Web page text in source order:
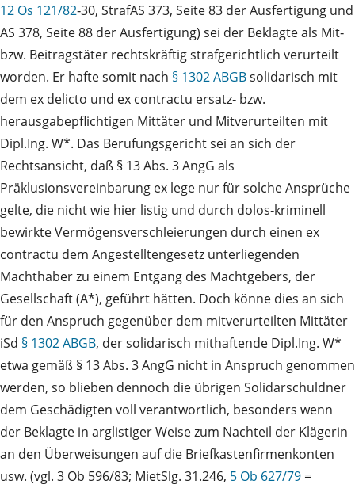
12 Os 121/82‑30, StrafAS 373, Seite 83 der Ausfertigung und
AS 378, Seite 88 der Ausfertigung) sei der Beklagte als Mit‑
bzw. Beitragstäter rechtskräftig strafgerichtlich verurteilt
worden. Er hafte somit nach § 1302 ABGBsolidarisch mit
dem ex delicto und ex contractu ersatz‑ bzw.
herausgabepflichtigen Mittäter und Mitverurteilten mit
Dipl.Ing. W*. Das Berufungsgericht sei an sich der
Rechtsansicht, daß § 13 Abs. 3 AngG als
Präklusionsvereinbarung ex lege nur für solche Ansprüche
gelte, die nicht wie hier listig und durch dolos‑kriminell
bewirkte Vermögensverschleierungen durch einen ex
contractu dem Angestelltengesetz unterliegenden
Machthaber zu einem Entgang des Machtgebers, der
Gesellschaft (A*), geführt hätten. Doch könne dies an sich
für den Anspruch gegenüber dem mitverurteilten Mittäter
iSd § 1302 ABGB, der solidarisch mithaftende Dipl.Ing. W*
etwa gemäß § 13 Abs. 3 AngG nicht in Anspruch genommen
werden, so blieben dennoch die übrigen Solidarschuldner
dem Geschädigten voll verantwortlich, besonders wenn
der Beklagte in arglistiger Weise zum Nachteil der Klägerin
an den Überweisungen auf die Briefkastenfirmenkonten
usw. (vgl. 3 Ob 596/83; MietSlg. 31.246, 5 Ob 627/79 =